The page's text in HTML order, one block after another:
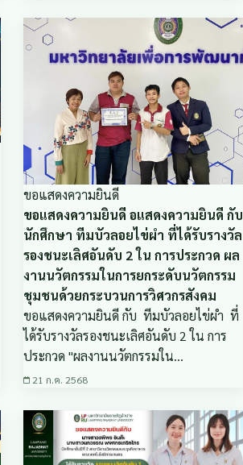
ขอแสดงความยินดี
ขอแสดงความยินดี อแสดงความยินดี กับ
นักศึกษา ทีมบัวลอยไข่ผำ ที่ได้รับรางวัล
รองชนะเลิศอันดับ 2 ใน การประกวด ผล
งานนวัตกรรมในการยกระดับนวัตกรรม
ชุมชนด้วยกระบวนการวิศวกรสังคม
ขอแสดงความยินดี กับ ทีมบัวลอยไข่ผำ ที่
ได้รับรางวัลรองชนะเลิศอันดับ 2 ใน การ
ประกวด "ผลงานนวัตกรรมใน…
21 ก.ค. 2568